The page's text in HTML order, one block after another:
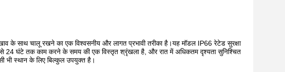
के साथ चालू रखने का एक विश्वसनीय और लागत प्रभावी तरीका है।यह मॉडल IP66 रेटेड सुरक्षा
24 घंटे तक काम करने के समय की एक विस्तृत श्रृंखला है, और रात में अधिकतम दृश्यता सुनिश्चित
भी स्थान के लिए बिल्कुल उपयुक्त है।